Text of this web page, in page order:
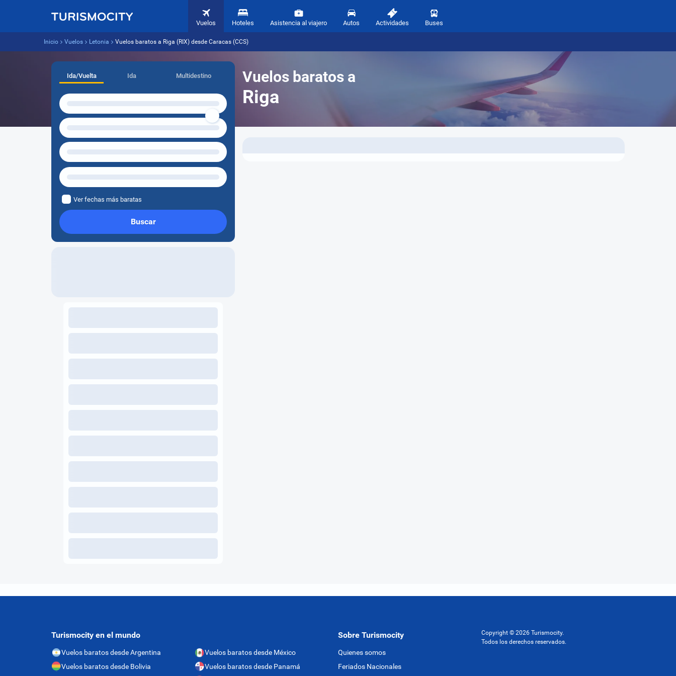
Vuelos Hoteles Asistencia al viajero Autos Actividades Buses
Inicio Vuelos Letonia Vuelos baratos a Riga (RIX) desde Caracas (CCS)
Vuelos baratos a
Riga
Ida/Vuelta Ida Multidestino
Ver fechas más baratas
Buscar
Turismocity en el mundo
Vuelos baratos desde Argentina
Vuelos baratos desde Bolivia
Vuelos baratos desde México
Vuelos baratos desde Panamá
Sobre Turismocity
Quienes somos
Feriados Nacionales
Copyright © 2026 Turismocity.
Todos los derechos reservados.